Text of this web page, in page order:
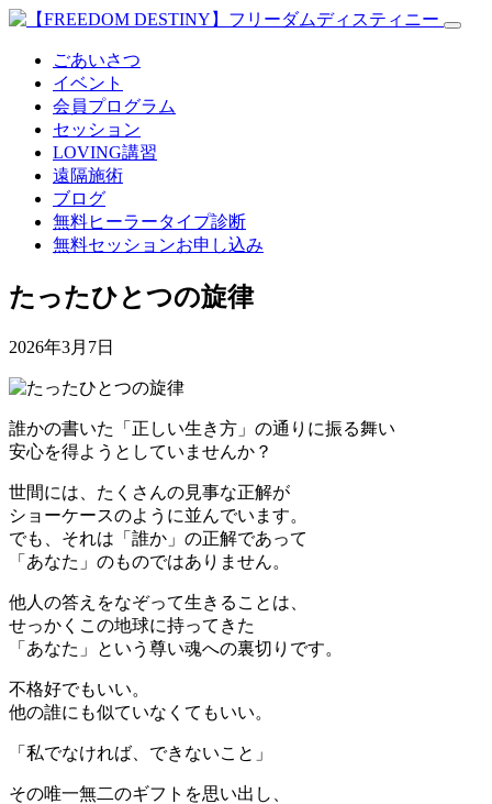
ごあいさつ
イベント
会員プログラム
セッション
LOVING講習
遠隔施術
ブログ
無料ヒーラータイプ診断
無料セッションお申し込み
たったひとつの旋律
2026年3月7日
誰かの書いた「正しい生き方」の通りに振る舞い
安心を得ようとしていませんか？
世間には、たくさんの見事な正解が
ショーケースのように並んでいます。
でも、それは「誰か」の正解であって
「あなた」のものではありません。
他人の答えをなぞって生きることは、
せっかくこの地球に持ってきた
「あなた」という尊い魂への裏切りです。
不格好でもいい。
他の誰にも似ていなくてもいい。
「私でなければ、できないこと」
その唯一無二のギフトを思い出し、